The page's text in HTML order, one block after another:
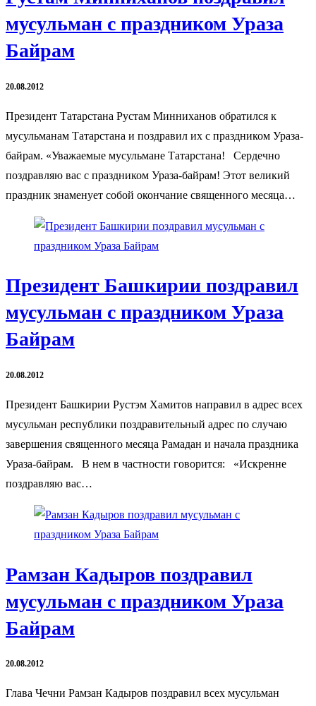
мусульман с праздником Ураза
Байрам
20.08.2012
Президент Татарстана Рустам Минниханов обратился к
мусульманам Татарстана и поздравил их с праздником Ураза-
байрам. «Уважаемые мусульмане Татарстана! Сердечно
поздравляю вас с праздником Ураза-байрам! Этот великий
праздник знаменует собой окончание священного месяца…
Президент Башкирии поздравил
мусульман с праздником Ураза
Байрам
20.08.2012
Президент Башкирии Рустэм Хамитов направил в адрес всех
мусульман республики поздравительный адрес по случаю
завершения священного месяца Рамадан и начала праздника
Ураза-байрам. В нем в частности говорится: «Искренне
поздравляю вас…
Рамзан Кадыров поздравил
мусульман с праздником Ураза
Байрам
20.08.2012
Глава Чечни Рамзан Кадыров поздравил всех мусульман